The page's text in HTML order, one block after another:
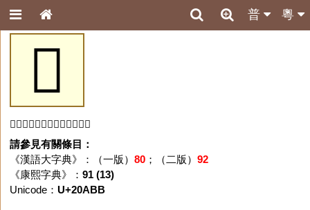
粵
普
𠪻
「𠪻」字未收錄於本資料庫。
請參見有關條目：
《漢語大字典》：（一版） 80；（二版） 92
《康熙字典》： 91 (13)
Unicode： U+20ABB